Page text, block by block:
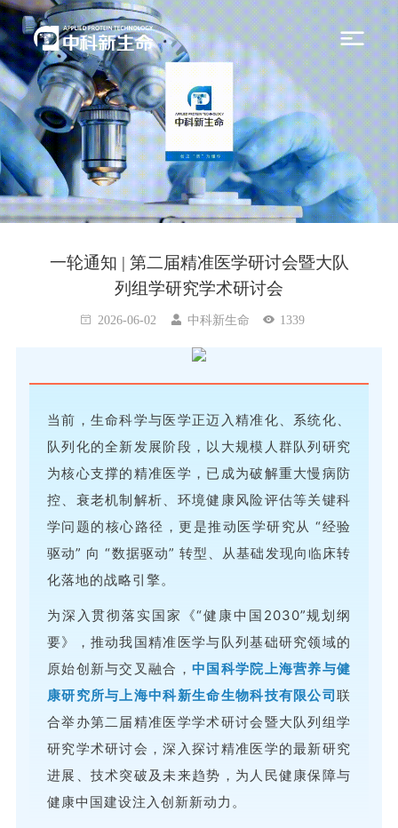
一轮通知 | 第二届精准医学研讨会暨大队
列组学研究学术研讨会
2026-06-02 中科新生命 1339
当前，生命科学与医学正迈入精准化、系统化、
队列化的全新发展阶段，以大规模人群队列研究
为核心支撑的精准医学，已成为破解重大慢病防
控、衰老机制解析、环境健康风险评估等关键科
学问题的核心路径，更是推动医学研究从 “经验
驱动” 向 “数据驱动” 转型、从基础发现向临床转
化落地的战略引擎。
为深入贯彻落实国家《“健康中国2030”规划纲
要》，推动我国精准医学与队列基础研究领域的
原始创新与交叉融合， 中国科学院上海营养与健
康研究所与上海中科新生命生物科技有限公司联
合举办第二届精准医学学术研讨会暨大队列组学
研究学术研讨会，深入探讨精准医学的最新研究
进展、技术突破及未来趋势，为人民健康保障与
健康中国建设注入创新新动力。